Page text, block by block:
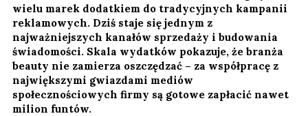
wielu marek dodatkiem do tradycyjnych kampanii
reklamowych. Dziś staje się jednym z
najważniejszych kanałów sprzedaży i budowania
świadomości. Skala wydatków pokazuje, że branża
beauty nie zamierza oszczędzać – za współpracę z
największymi gwiazdami mediów
społecznościowych firmy są gotowe zapłacić nawet
milion funtów.